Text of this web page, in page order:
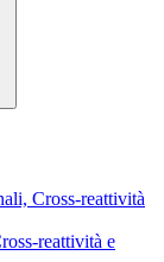
Cross-reattività
reattività e